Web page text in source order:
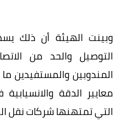
وبينت الهيئة أن ذلك
التوصيل والحد من
المندوبين
معايير الدقة
التي تمتهنها شركات نقل